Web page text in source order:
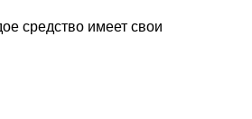
средство имеет свои